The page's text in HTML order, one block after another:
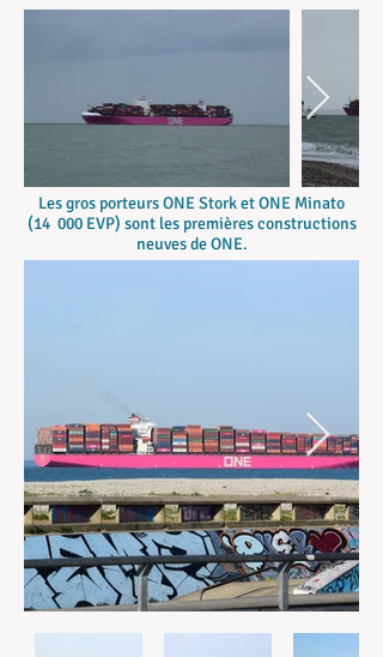
Les gros porteurs ONE Stork et ONE Minato
(14 000 EVP) sont les premières constructions
neuves de ONE.